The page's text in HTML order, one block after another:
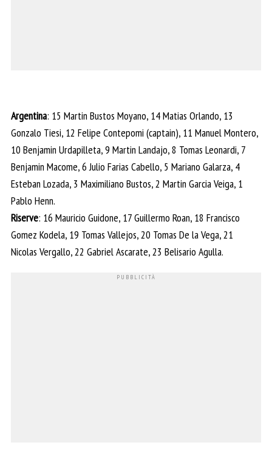
Argentina: 15 Martin Bustos Moyano, 14 Matias Orlando, 13
Gonzalo Tiesi, 12 Felipe Contepomi (captain), 11 Manuel Montero,
10 Benjamin Urdapilleta, 9 Martin Landajo, 8 Tomas Leonardi, 7
Benjamin Macome, 6 Julio Farias Cabello, 5 Mariano Galarza, 4
Esteban Lozada, 3 Maximiliano Bustos, 2 Martin Garcia Veiga, 1
Pablo Henn.
Riserve: 16 Mauricio Guidone, 17 Guillermo Roan, 18 Francisco
Gomez Kodela, 19 Tomas Vallejos, 20 Tomas De la Vega, 21
Nicolas Vergallo, 22 Gabriel Ascarate, 23 Belisario Agulla.